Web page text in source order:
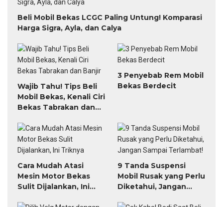
Beli Mobil Bekas LCGC Paling Untung! Komparasi
Harga Sigra, Ayla, dan Calya
Wajib Tahu! Tips Beli
Mobil Bekas, Kenali Ciri
Bekas Tabrakan dan
3 Penyebab Rem Mobil
Bekas Berdecit
Cara Mudah Atasi
Mesin Motor Bekas
Sulit Dijalankan, Ini
9 Tanda Suspensi
Mobil Rusak yang Perlu
Diketahui, Jangan